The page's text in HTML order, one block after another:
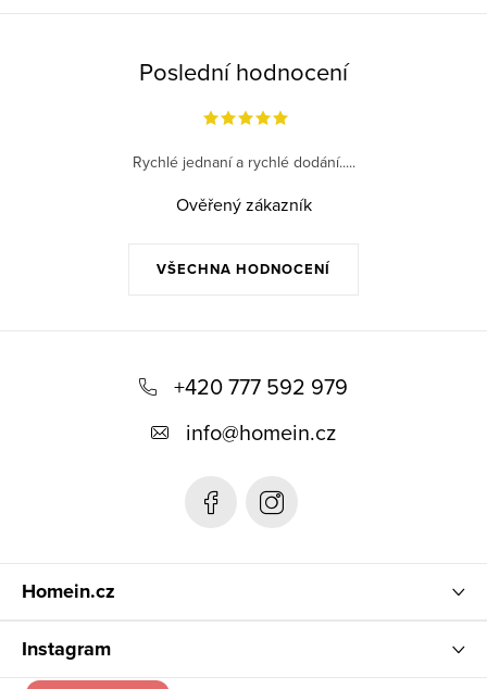
Poslední hodnocení
VŠECHNA HODNOCENÍ
Rychlé jednaní a rychlé dodání.....
Ověřený zákazník
+420 777 592 979
info@homein.cz
Homein.cz
Instagram